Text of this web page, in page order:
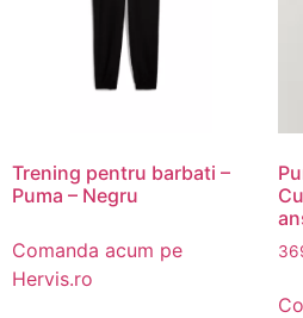
Trening pentru barbati –
Puma – Negru
Comanda acum pe
Hervis.ro